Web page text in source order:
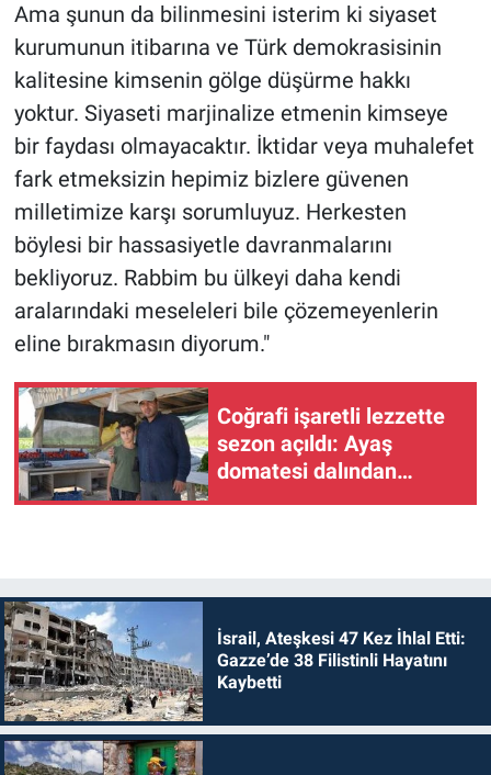
Ama şunun da bilinmesini isterim ki siyaset
kurumunun itibarına ve Türk demokrasisinin
kalitesine kimsenin gölge düşürme hakkı
yoktur. Siyaseti marjinalize etmenin kimseye
bir faydası olmayacaktır. İktidar veya muhalefet
fark etmeksizin hepimiz bizlere güvenen
milletimize karşı sorumluyuz. Herkesten
böylesi bir hassasiyetle davranmalarını
bekliyoruz. Rabbim bu ülkeyi daha kendi
aralarındaki meseleleri bile çözemeyenlerin
eline bırakmasın diyorum."
Coğrafi işaretli lezzette
sezon açıldı: Ayaş
domatesi dalından
İsrail, Ateşkesi 47 Kez İhlal Etti:
Gazze’de 38 Filistinli Hayatını
Kaybetti